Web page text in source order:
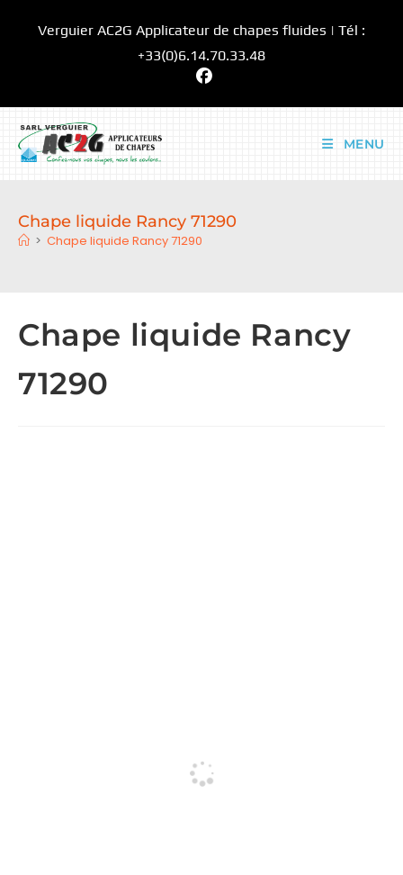
Verguier AC2G Applicateur de chapes fluides | Tél :
+33(0)6.14.70.33.48
MENU
Chape liquide Rancy 71290
> Chape liquide Rancy 71290
Chape liquide Rancy
71290